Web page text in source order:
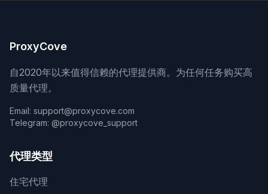
ProxyCove
自2020年以来值得信赖的代理提供商。为任何任务购买高
质量代理。
Email: support@proxycove.com
Telegram: @proxycove_support
代理类型
住宅代理